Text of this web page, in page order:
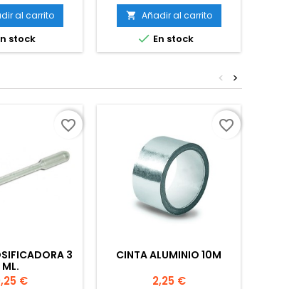
al carrito
stock
 Añadir al carrito
 En stock
>
<
3
ML.
€
favorite_border
CINTA ALUMINIO 10M
Precio
2,25 €
favorite_border